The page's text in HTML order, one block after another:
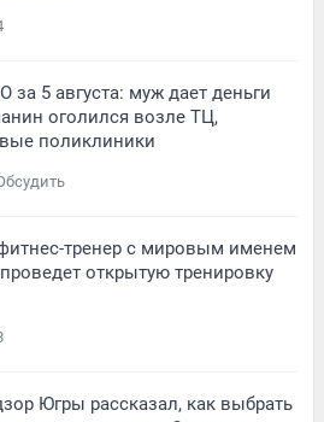
5 августа: муж дает деньги
оголился возле ТЦ,
поликлиники
тренер с мировым именем
открытую тренировку
Югры рассказал, как выбрать